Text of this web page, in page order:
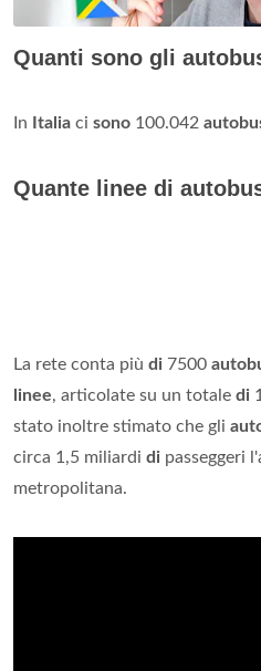
Quanti sono gli
In Italia ci sono 100.042
Quante linee di
La rete conta più di 7500
linee, articolate su un totale di
stato inoltre stimato che gli
circa 1,5 miliardi di passeggeri
metropolitana.